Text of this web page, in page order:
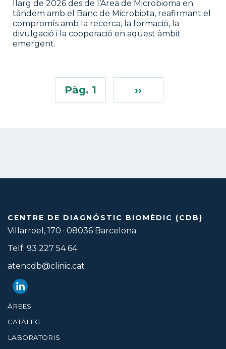
llarg de 2026 des de l’Àrea de Microbioma en
tàndem amb el Banc de Microbiota, reafirmant el
compromís amb la recerca, la formació, la
divulgació i la cooperació en aquest àmbit
emergent.
Pàg. 1 ››
CENTRE DE DIAGNÓSTIC BIOMÈDIC (CDB)
Villarroel, 170 · 08036 Barcelona
Telf: 93 227 54 64
atencdb@clinic.cat
ÀREES
CATÀLEG
LABORATORIS